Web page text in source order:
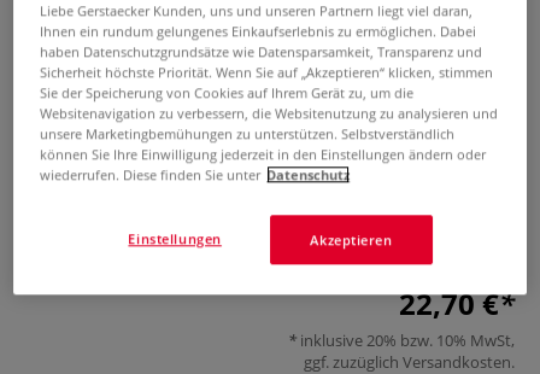
Watercolor - Malen mit Aquarell
0 Bewertungen
Leuchtende Motive Step by Step: Über 20 Motive zum
Nacharbeiten und zur Inspiration aus allen Themenwelten –
Landschaft, Tiere, Blüten, Stilleben und viele mehr.
22,70 €
inklusive 20% bzw. 10% MwSt,
ggf. zuzüglich Versandkosten.
Liebe Gerstaecker Kunden, uns und unseren Partnern liegt viel daran,
Ihnen ein rundum gelungenes Einkaufserlebnis zu ermöglichen. Dabei
haben Datenschutzgrundsätze wie Datensparsamkeit, Transparenz und
Sicherheit höchste Priorität. Wenn Sie auf „Akzeptieren“ klicken, stimmen
Sie der Speicherung von Cookies auf Ihrem Gerät zu, um die
Websitenavigation zu verbessern, die Websitenutzung zu analysieren und
unsere Marketingbemühungen zu unterstützen. Selbstverständlich
können Sie Ihre Einwilligung jederzeit in den Einstellungen ändern oder
wiederrufen. Diese finden Sie unter Datenschutz
Akzeptieren
Einstellungen